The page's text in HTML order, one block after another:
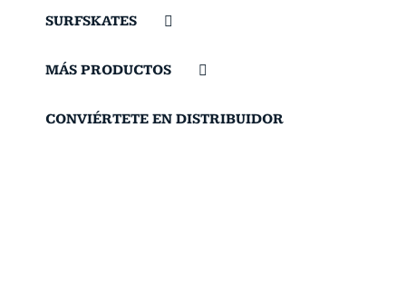
SURFSKATES
MÁS PRODUCTOS
CONVIÉRTETE EN DISTRIBUIDOR